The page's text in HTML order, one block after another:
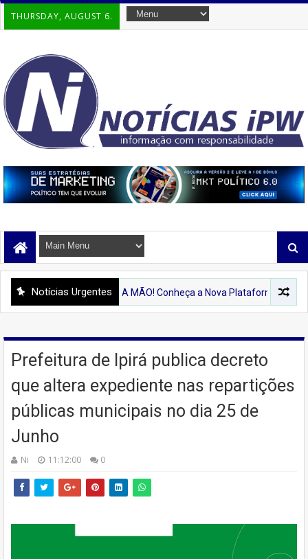
THURSDAY, AUGUST 6.
Notícias Urgentes
NA PALMA DA MÃO! Conheça a Nova Plataforma Digital Dedicada
Prefeitura de Ipirá publica decreto
que altera expediente nas repartições
públicas municipais no dia 25 de
Junho
Ni 11:12:00 0